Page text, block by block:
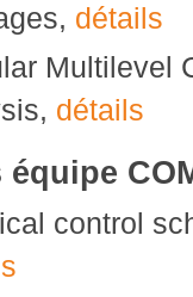
détails
Multilevel
détails
équipe
control